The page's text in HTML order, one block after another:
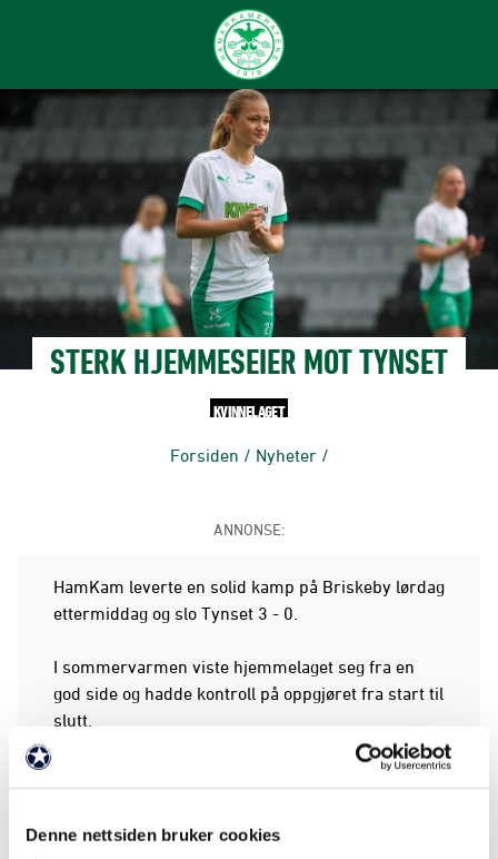
Denne nettsiden bruker cookies
STERK HJEMMESEIER MOT TYNSET
KVINNELAGET
Forsiden / Nyheter /
ANNONSE:
HamKam leverte en solid kamp på Briskeby lørdag
ettermiddag og slo Tynset 3 - 0.
I sommervarmen viste hjemmelaget seg fra en
god side og hadde kontroll på oppgjøret fra start til
slutt.
De grønnkledde tok ledelsen etter 26 minutter da